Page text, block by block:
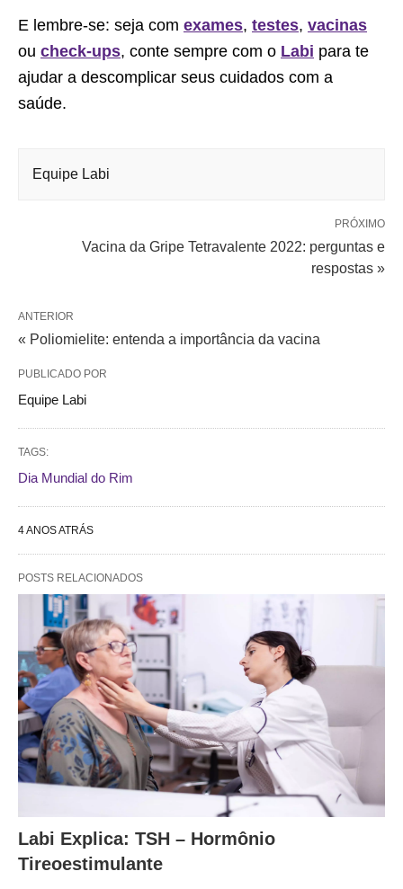
E lembre-se: seja com exames, testes, vacinas
ou check-ups, conte sempre com o Labi para te
ajudar a descomplicar seus cuidados com a
saúde.
Equipe Labi
PRÓXIMO
Vacina da Gripe Tetravalente 2022: perguntas e
respostas »
ANTERIOR
« Poliomielite: entenda a importância da vacina
PUBLICADO POR
Equipe Labi
TAGS:
Dia Mundial do Rim
4 ANOS ATRÁS
POSTS RELACIONADOS
Labi Explica: TSH – Hormônio
Tireoestimulante